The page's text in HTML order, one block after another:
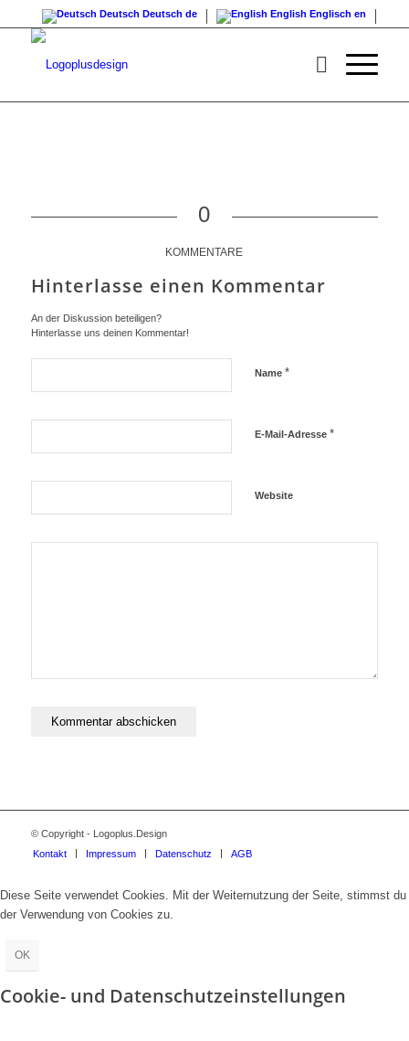
Deutsch Deutsch de English Englisch en
0
KOMMENTARE
Hinterlasse einen Kommentar
An der Diskussion beteiligen?
Hinterlasse uns deinen Kommentar!
Name *
E-Mail-Adresse *
Website
© Copyright - Logoplus.Design
Kontakt
Impressum Datenschutz AGB
Diese Seite verwendet Cookies. Mit der Weiternutzung der Seite, stimmst du
der Verwendung von Cookies zu.
OK
Cookie- und Datenschutzeinstellungen